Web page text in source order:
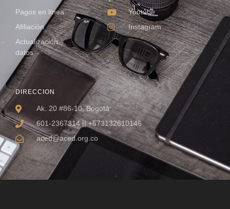
DIRECCION
Ak. 20 #86-10, Bogotá
601-2367314 || +573132610146
aced@aced.org.co
Youtube
Instagram
Pagos en línea
Afiliación
Actualización
datos